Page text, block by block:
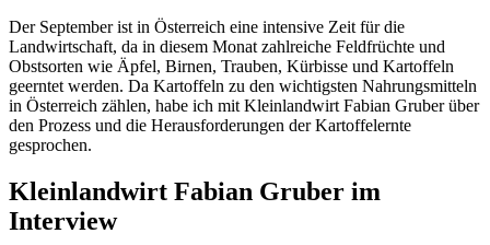
Der September ist in Österreich eine intensive Zeit für die
Landwirtschaft, da in diesem Monat zahlreiche Feldfrüchte und
Obstsorten wie Äpfel, Birnen, Trauben, Kürbisse und Kartoffeln
geerntet werden. Da Kartoffeln zu den wichtigsten Nahrungsmitteln
in Österreich zählen, habe ich mit Kleinlandwirt Fabian Gruber über
den Prozess und die Herausforderungen der Kartoffelernte
gesprochen.
Kleinlandwirt Fabian Gruber im
Interview